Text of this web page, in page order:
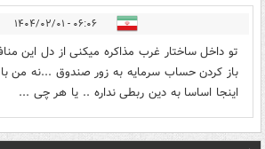
۰۶:۰۶ - ۱۴۰۴/۰۲/۰۱
تو داخل ساختار غرب مذاکره میکنی از دل این
باز کردن حساب سرمایه به زور صندوق ...نه من با
اینجا اساسا به دین ربطی نداره .. یا هر چی ...